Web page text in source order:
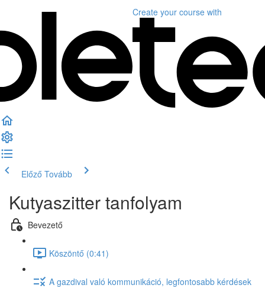
Create your course with
Előző Tovább
Kutyaszitter tanfolyam
Bevezető
Köszöntő (0:41)
A gazdival való kommunikáció, legfontosabb kérdések